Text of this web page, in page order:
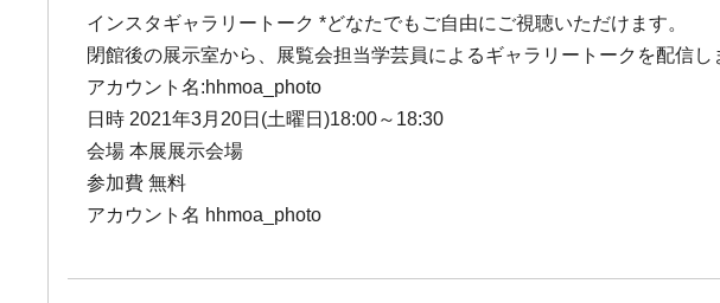
インスタギャラリートーク *どなたでもご自由にご視聴いただけます。
閉館後の展示室から、展覧会担当学芸員によるギャラリートークを配信
アカウント名:hhmoa_photo
日時 2021年3月20日(土曜日)18:00～18:30
会場 本展展示会場
参加費 無料
アカウント名 hhmoa_photo